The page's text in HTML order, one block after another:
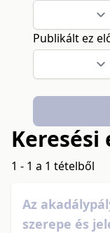
Publikált ez
1 - 1 a 1 tételből
Az
szerepe és